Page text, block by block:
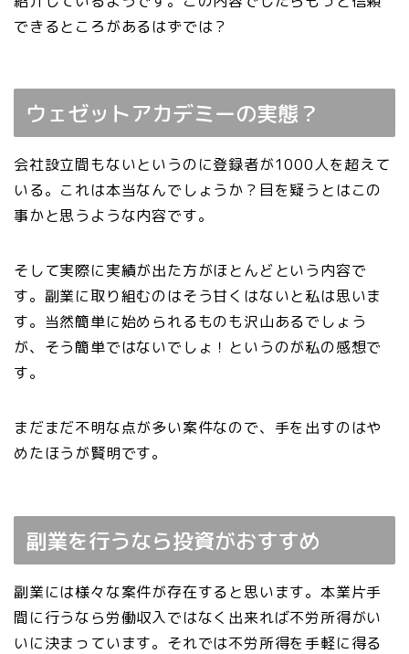
できるところがあるはずでは？
ウェゼットアカデミーの実態？
会社設立間もないというのに登録者が1000人を超えて
いる。これは本当なんでしょうか？目を疑うとはこの
事かと思うような内容です。
そして実際に実績が出た方がほとんどという内容で
す。副業に取り組むのはそう甘くはないと私は思いま
す。当然簡単に始められるものも沢山あるでしょう
が、そう簡単ではないでしょ！というのが私の感想で
す。
まだまだ不明な点が多い案件なので、手を出すのはや
めたほうが賢明です。
副業を行うなら投資がおすすめ
副業には様々な案件が存在すると思います。本業片手
間に行うなら労働収入ではなく出来れば不労所得がい
いに決まっています。それでは不労所得を手軽に得る